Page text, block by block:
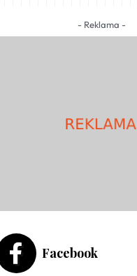
- Reklama -
Facebook